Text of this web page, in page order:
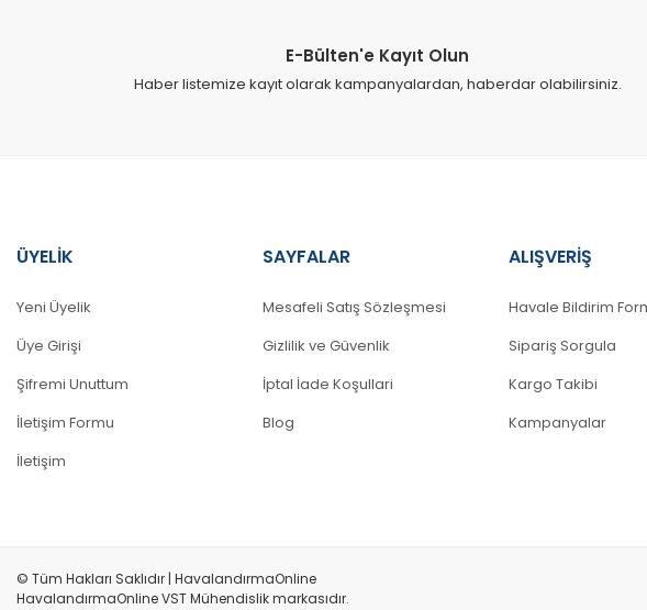
Ürün fiyatı diğer sitelerden daha pahalı.
E-Bülten'e Kayıt Olun
Haber listemize kayıt olarak kampanyalardan, haberdar olabilirsiniz.
ÜYELİK
Yeni Üyelik
Üye Girişi
Şifremi Unuttum
İletişim Formu
İletişim
SAYFALAR
Mesafeli Satış Sözleşmesi
Gizlilik ve Güvenlik
İptal İade Koşullari
Blog
ALIŞVERİŞ
Havale Bildirim
Sipariş Sorgula
Kargo Takibi
Kampanyalar
© Tüm Hakları Saklıdır | HavalandırmaOnline
HavalandırmaOnline VST Mühendislik markasıdır.